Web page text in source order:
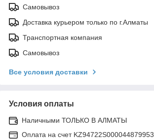
Самовывоз
Доставка курьером только по г.Алматы
Транспортная компания
Самовывоз
Все условия доставки
Условия оплаты
Наличными ТОЛЬКО В АЛМАТЫ
Оплата на счет KZ94722S000044879953